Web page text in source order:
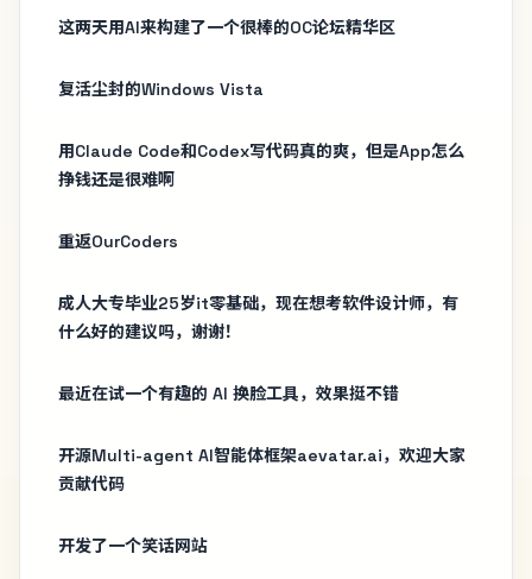
这两天用AI来构建了一个很棒的OC论坛精华区
复活尘封的Windows Vista
用Claude Code和Codex写代码真的爽，但是App怎么
挣钱还是很难啊
重返OurCoders
成人大专毕业25岁it零基础，现在想考软件设计师，有
什么好的建议吗，谢谢！
最近在试一个有趣的 AI 换脸工具，效果挺不错
开源Multi-agent AI智能体框架aevatar.ai，欢迎大家
贡献代码
开发了一个笑话网站